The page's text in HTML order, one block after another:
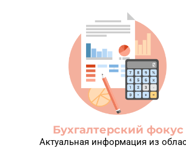
Бухгалтерский фокус
Актуальная информация из